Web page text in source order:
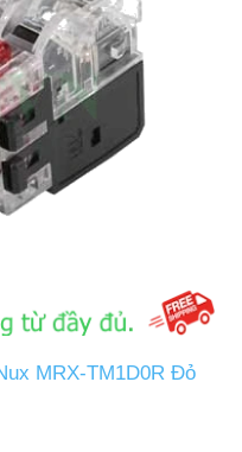
MRX-TM1D0R Đỏ